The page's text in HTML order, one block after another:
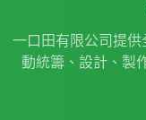
一口田有限公司提
動統籌、設計、製